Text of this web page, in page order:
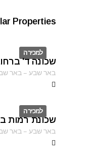
Properties
למכירה
ID
שכונה ד' ברחוב
באר שבע–באר
למכירה
ID
שכונת רמות
באר שבע–באר